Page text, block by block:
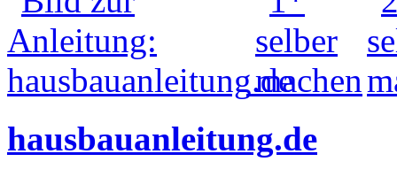
hausbauanleitung.de